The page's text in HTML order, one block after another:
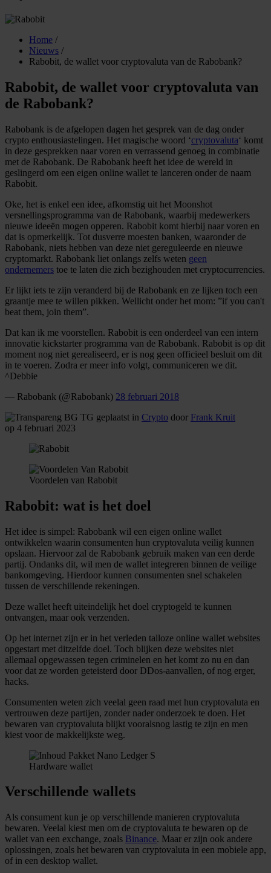
Home /
Nieuws /
Rabobit, de wallet voor cryptovaluta van de Rabobank?
Rabobit, de wallet voor cryptovaluta van
de Rabobank?
Rabobank is de afgelopen dagen het gesprek van de dag onder
crypto enthousiastelingen. Het magische woord ‘cryptovaluta‘ komt
in deze gesprekken naar voren en verrassend genoeg in combinatie
met de Rabobank. De Rabobank heeft het idee de wereld in
geslingerd om een eigen online wallet te lanceren onder de naam
Rabobit.
Oke, het is enkel een idee, afkomstig uit het Moonshot
versnellingsprogramma van de Rabobank, waarbij medewerkers
nieuwe ideeën mogen opperen. Rabobit komt hierbij naar voren en
dat is opmerkelijk. Tot dusverre moesten banken, waaronder de
Rabobank, niets hebben van deze niet gereguleerde en nieuwe
cryptomarkt. Rabobank liet onlangs zelfs weten geen
ondernemers toe te laten die zich bezighouden met cryptocurrencies.
Er lijkt iets te zijn veranderd bij de Rabobank en ze lijken toch een
graantje mee te willen pikken. Wellicht onder het mom: ”if you can't
beat them, join them”.
Dat kan ik me voorstellen. Rabobit is een onderdeel van een intern
innovatie kickstarter programma van de Rabobank. Rabobit is op dit
moment nog niet gerealiseerd, er is nog geen officieel besluit om dit
in te voeren. Zodra er meer info volgt, communiceren we dit.
^Debbie
— Rabobank (@Rabobank) 28 februari 2018
geplaatst in Crypto door Frank Kruit
op 4 februari 2023
Voordelen van Rabobit
Rabobit: wat is het doel
Het idee is simpel: Rabobank wil een eigen online wallet
ontwikkelen waarin consumenten hun cryptovaluta veilig kunnen
opslaan. Hiervoor zal de Rabobank gebruik maken van een derde
partij. Ondanks dit, wil men de wallet integreren binnen de veilige
bankomgeving. Hierdoor kunnen consumenten snel schakelen
tussen de verschillende rekeningen.
Deze wallet heeft uiteindelijk het doel cryptogeld te kunnen
ontvangen, maar ook verzenden.
Op het internet zijn er in het verleden talloze online wallet websites
opgestart met ditzelfde doel. Toch blijken deze websites niet
allemaal opgewassen tegen criminelen en het komt zo nu en dan
voor dat ze worden geteisterd door DDos-aanvallen, of nog erger,
hacks.
Consumenten weten zich veelal geen raad met hun cryptovaluta en
vertrouwen deze partijen, zonder nader onderzoek te doen. Het
bewaren van cryptovaluta blijkt vooralsnog lastig te zijn en men
kiest voor de makkelijkste weg.
Hardware wallet
Verschillende wallets
Als consument kun je op verschillende manieren cryptovaluta
bewaren. Veelal kiest men om de cryptovaluta te bewaren op de
wallet van een exchange, zoals Binance. Maar er zijn ook andere
oplossingen, zoals het bewaren van cryptovaluta in een mobiele app,
of in een desktop wallet.